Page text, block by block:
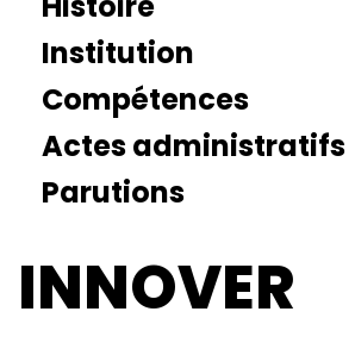
Institution
Compétences
Actes administratifs
Parutions
INNOVER